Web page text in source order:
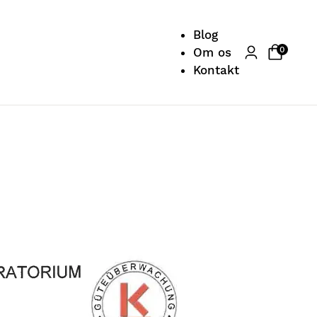
Blog
Om os
Kontakt
0